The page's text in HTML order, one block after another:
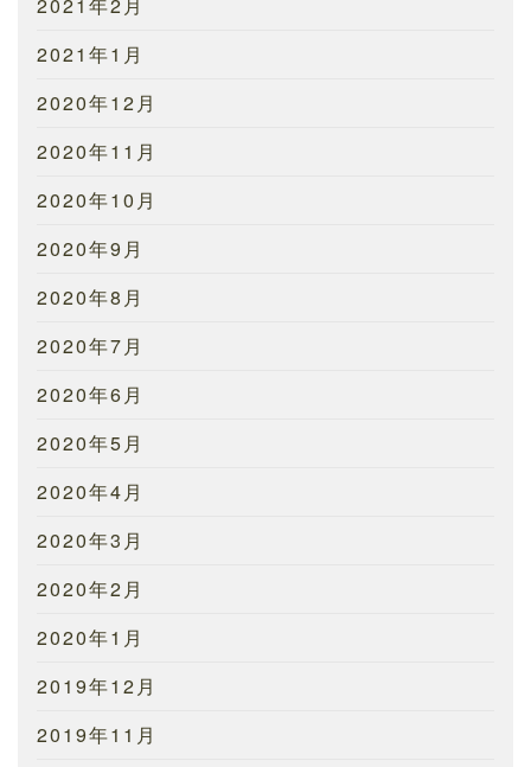
2021年1月
2020年12月
2020年11月
2020年10月
2020年9月
2020年8月
2020年7月
2020年6月
2020年5月
2020年4月
2020年3月
2020年2月
2020年1月
2019年12月
2019年11月